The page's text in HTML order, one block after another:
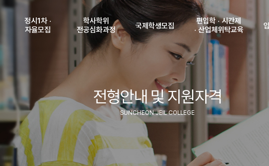
정시1차 ·
자율모집
모집일정 및 인원
전형안내 및
지원자격
인터넷 원서접수
등록안내
원서접수조회
(수험표출력)
합격자조회
학사학위
전공심화과정
학사학위
전공심화과정안내
(수험표출력)
합격자조회
(고지서출력)
등록금납부확인
국제학생모집
입학안내
비자발급 안내
국제학생 모집학과
편입학 · 시간제
· 산업체위탁교육
편입학 모집 안내
산업체위탁교육생
모집안내
학
수
전형안내 및 지원자격
SUNCHEON JEIL COLLEGE